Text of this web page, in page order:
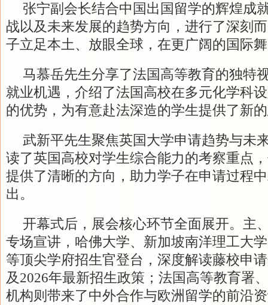
张宁副会长结合中国出国留学的辉煌成
战以及未来发展的趋势方向，进行了深刻
子立足本土、放眼全球，在更广阔的国际
马慕岳先生分享了法国高等教育的独特
就业机遇，介绍了法国高校在多元化学科
的优势，为有意赴法深造的学生提供了新
武新平先生聚焦英国大学申请趋势与未
读了英国高校对学生综合能力的考察重点
提供了清晰的方向，助力学子在申请过程
出。
开幕式后，展会核心环节全面展开。主
专场宣讲，哈佛大学、新加坡南洋理工大
等顶尖学府招生官登台，深度解读藤校申
及2026年最新招生政策；法国高等教育署
机构则带来了中外合作与欧洲留学的前沿